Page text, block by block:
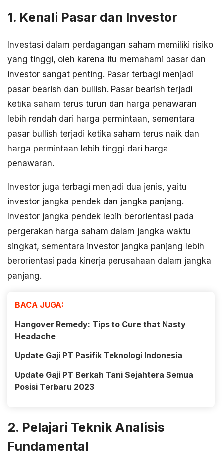
1. Kenali Pasar dan Investor
Investasi dalam perdagangan saham memiliki risiko
yang tinggi, oleh karena itu memahami pasar dan
investor sangat penting. Pasar terbagi menjadi
pasar bearish dan bullish. Pasar bearish terjadi
ketika saham terus turun dan harga penawaran
lebih rendah dari harga permintaan, sementara
pasar bullish terjadi ketika saham terus naik dan
harga permintaan lebih tinggi dari harga
penawaran.
Investor juga terbagi menjadi dua jenis, yaitu
investor jangka pendek dan jangka panjang.
Investor jangka pendek lebih berorientasi pada
pergerakan harga saham dalam jangka waktu
singkat, sementara investor jangka panjang lebih
berorientasi pada kinerja perusahaan dalam jangka
panjang.
BACA JUGA:
Hangover Remedy: Tips to Cure that Nasty
Headache
Update Gaji PT Pasifik Teknologi Indonesia
Update Gaji PT Berkah Tani Sejahtera Semua
Posisi Terbaru 2023
2. Pelajari Teknik Analisis
Fundamental